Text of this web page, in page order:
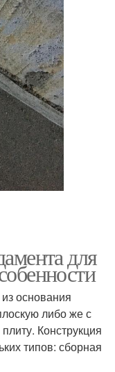
для
основания
либо же с
Конструкция
типов: сборная